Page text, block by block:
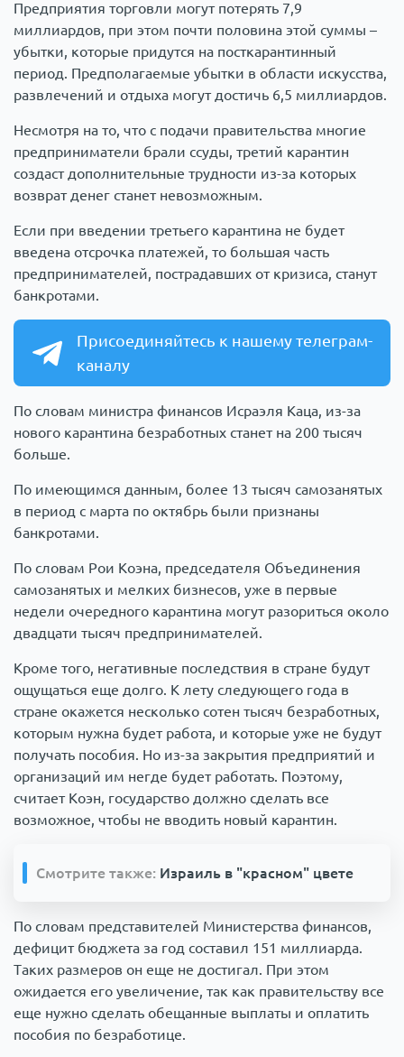
Предприятия торговли могут потерять 7,9
миллиардов, при этом почти половина этой суммы –
убытки, которые придутся на посткарантинный
период. Предполагаемые убытки в области искусства,
развлечений и отдыха могут достичь 6,5 миллиардов.
Несмотря на то, что с подачи правительства многие
предприниматели брали ссуды, третий карантин
создаст дополнительные трудности из-за которых
возврат денег станет невозможным.
Если при введении третьего карантина не будет
введена отсрочка платежей, то большая часть
предпринимателей, пострадавших от кризиса, станут
банкротами.
Присоединяйтесь к нашему телеграм-
каналу
По словам министра финансов Исраэля Каца, из-за
нового карантина безработных станет на 200 тысяч
больше.
По имеющимся данным, более 13 тысяч самозанятых
в период с марта по октябрь были признаны
банкротами.
По словам Рои Коэна, председателя Объединения
самозанятых и мелких бизнесов, уже в первые
недели очередного карантина могут разориться около
двадцати тысяч предпринимателей.
Кроме того, негативные последствия в стране будут
ощущаться еще долго. К лету следующего года в
стране окажется несколько сотен тысяч безработных,
которым нужна будет работа, и которые уже не будут
получать пособия. Но из-за закрытия предприятий и
организаций им негде будет работать. Поэтому,
считает Коэн, государство должно сделать все
возможное, чтобы не вводить новый карантин.
Смотрите также: Израиль в "красном" цвете
По словам представителей Министерства финансов,
дефицит бюджета за год составил 151 миллиарда.
Таких размеров он еще не достигал. При этом
ожидается его увеличение, так как правительству все
еще нужно сделать обещанные выплаты и оплатить
пособия по безработице.